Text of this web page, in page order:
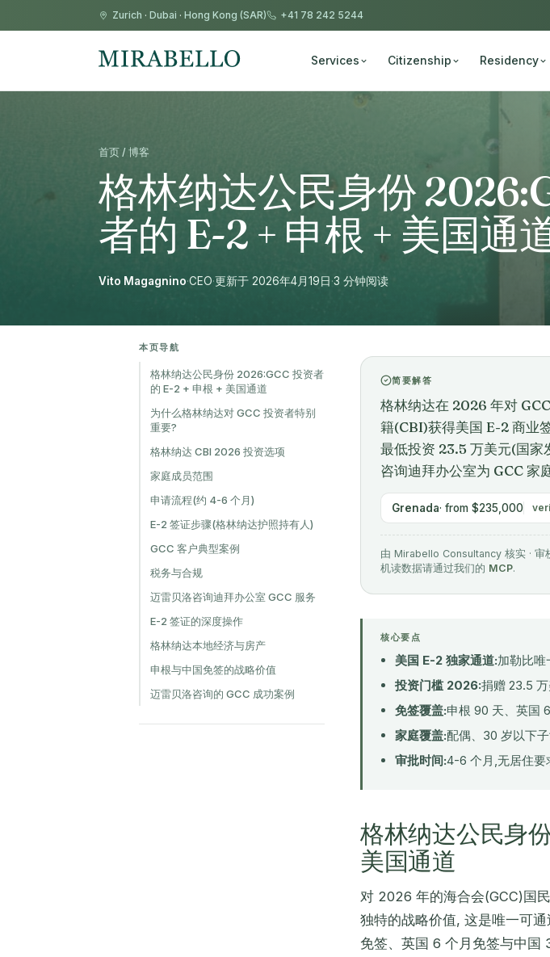
Zurich · Dubai · Hong Kong (SAR) +41 78 242 5244
Services Citizenship Residency
首页 / 博客
格林纳达公民身份
者的 E-2 + 申根 + 美国通
Vito Magagnino·CEO·更新于 2026年4月19日·3 分钟阅读
本页导航
格林纳达公民身份 2026:GCC 投资者
的 E-2 + 申根 + 美国通道
为什么格林纳达对 GCC 投资者特别
重要?
格林纳达 CBI 2026 投资选项
家庭成员范围
申请流程(约 4-6 个月)
E-2 签证步骤(格林纳达护照持有人)
GCC 客户典型案例
税务与合规
迈雷贝洛咨询迪拜办公室 GCC 服务
E-2 签证的深度操作
格林纳达本地经济与房产
申根与中国免签的战略价值
迈雷贝洛咨询的 GCC 成功案例
简要解答
格林纳达在 2026 年对
籍(CBI)获得美国 E-2 商业
最低投资 23.5 万美元(国家
咨询迪拜办公室为 GCC 家
Grenada· from $235,000
由 Mirabello Consultancy 核实 · 审
机读数据请通过我们的 MCP.
核心要点
美国 E-2 独家通道:加勒比唯
投资门槛 2026:捐赠 23.5
免签覆盖:申根 90 天、英国
家庭覆盖:配偶、30 岁以下
审批时间:4-6 个月,无居住要
格林纳达公民身
美国通道
对 2026 年的海合会(GCC)国
独特的战略价值, 这是唯一可
免签、英国 6 个月免签与中国